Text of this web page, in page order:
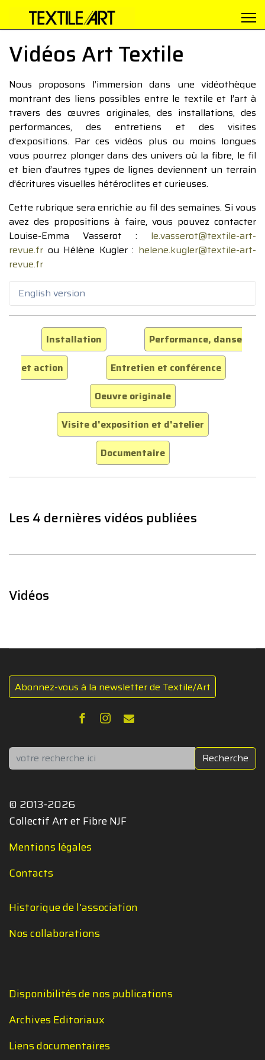
Vidéos Art Textile
Nous proposons l’immersion dans une vidéothèque
montrant des liens possibles entre le textile et l’art à
travers des œuvres originales, des installations, des
performances, des entretiens et des visites
d’expositions. Par ces vidéos plus ou moins longues
vous pourrez plonger dans des univers où la fibre, le fil
et bien d’autres types de lignes deviennent un terrain
d’écritures visuelles hétéroclites et curieuses.
Cette rubrique sera enrichie au fil des semaines. Si vous
avez des propositions à faire, vous pouvez contacter
Louise-Emma Vasserot : le.vasserot@textile-art-
revue.fr ou Hélène Kugler : helene.kugler@textile-art-
revue.fr
English version
Installation
Performance, danse
et action
Entretien et conférence
Oeuvre originale
Visite d'exposition et d'atelier
Documentaire
Les 4 dernières vidéos publiées
Vidéos
Abonnez-vous à la newsletter de Textile/Art
Rechercher Recherche
© 2013-2026
Collectif Art et Fibre NJF
Mentions légales
Contacts
Historique de l'association
Nos collaborations
Disponibilités de nos publications
Archives Editoriaux
Liens documentaires